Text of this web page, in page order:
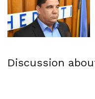
Discussion